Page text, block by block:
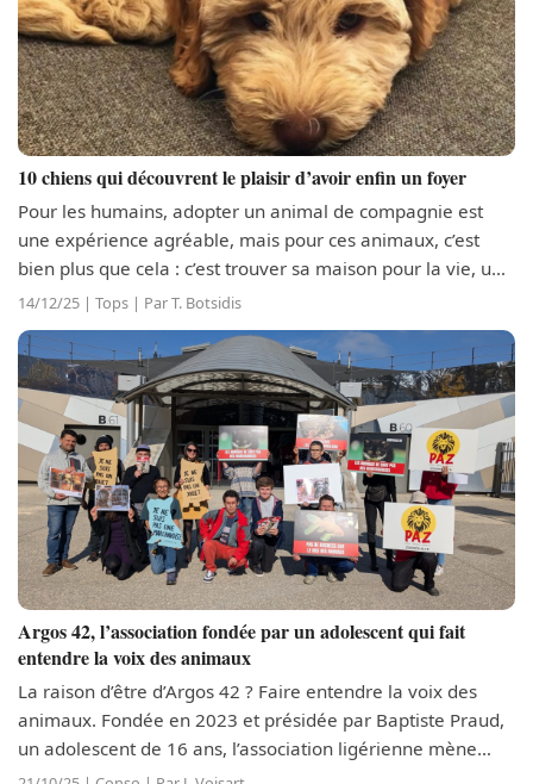
10 chiens qui découvrent le plaisir d’avoir enfin un foyer
Pour les humains, adopter un animal de compagnie est
une expérience agréable, mais pour ces animaux, c’est
bien plus que cela : c’est trouver sa maison pour la vie, une
famille et un foyer dans lequel s’épanouir. Pour eux, ce
n’est pas une étape,...
14/12/25 | Tops | Par T. Botsidis
Argos 42, l’association fondée par un adolescent qui fait
entendre la voix des animaux
La raison d’être d’Argos 42 ? Faire entendre la voix des
animaux. Fondée en 2023 et présidée par Baptiste Praud,
un adolescent de 16 ans, l’association ligérienne mène
diverses actions bénévoles au quotidien dans l’espoir de